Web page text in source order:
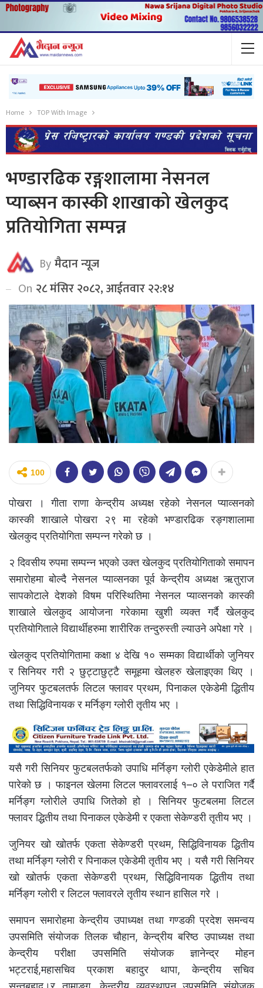
Home TOP With Image
भण्डारढिक रङ्गशालामा नेसनल
प्याब्सन कास्की शाखाको खेलकुद
प्रतियोगिता सम्पन्न
Byमैदान न्यूज
On २८ मंसिर २०८२, आईतवार २२:१४
100
पोखरा । गीता राणा केन्द्रीय अध्यक्ष रहेको नेसनल प्याव्सनको
कास्की शाखाले पोखरा २९ मा रहेको भण्डारढिक रङ्गशालामा
खेलकुद प्रतियोगिता सम्पन्न गरेको छ ।
२ दिवसीय रुपमा सम्पन्न भएको उक्त खेलकुद प्रतियोगिताको समापन
समारोहमा बोल्दै नेसनल प्याव्सनका पूर्व केन्द्रीय अध्यक्ष ऋतुराज
सापकोटाले देशको विषम परिस्थितिमा नेसनल प्याव्सनको कास्की
शाखाले खेलकुद आयोजना गरेकामा खुशी व्यक्त गर्दै खेलकुद
प्रतियोगिताले विद्यार्थीहरुमा शारीरिक तन्दुरुस्ती ल्याउने अपेक्षा गरे ।
खेलकुद प्रतियोगितामा कक्षा ४ देखि १० सम्मका विद्यार्थीको जुनियर
र सिनियर गरी २ छुट्टाछुट्टै समूहमा खेलहरु खेलाइएका थिए ।
जुनियर फुटबलतर्फ लिटल फ्लावर प्रथम, पिनाकल एकेडेमी द्धितीय
तथा सिद्धिविनायक र मर्निङ्ग ग्लोरी तृतीय भए ।
यसै गरी सिनियर फुटबलतर्फको उपाधि मर्निङ्ग ग्लोरी एकेडेमीले हात
पारेको छ । फाइनल खेलमा लिटल फ्लावरलाई १–० ले पराजित गर्दै
मर्निङ्ग ग्लोरीले उपाधि जितेको हो । सिनियर फुटबलमा लिटल
फ्लावर द्धितीय तथा पिनाकल एकेडेमी र एकता सेकेण्डरी तृतीय भए ।
जुनियर खो खोतर्फ एकता सेकेण्डरी प्रथम, सिद्धिविनायक द्धितीय
तथा मर्निङ्ग ग्लोरी र पिनाकल एकेडेमी तृतीय भए । यसै गरी सिनियर
खो खोतर्फ एकता सेकेण्डरी प्रथम, सिद्धिविनायक द्धितीय तथा
मर्निङ्ग ग्लोरी र लिटल फ्लावरले तृतीय स्थान हासिल गरे ।
समापन समारोहमा केन्द्रीय उपाध्यक्ष तथा गण्डकी प्रदेश समन्वय
उपसमिति संयोजक तिलक चौहान, केन्द्रीय बरिष्ठ उपाध्यक्ष तथा
केन्द्रीय परीक्षा उपसमिति संयोजक ज्ञानेन्द्र मोहन
भट्टराई,महासचिव प्रकाश बहादुर थापा, केन्द्रीय सचिव